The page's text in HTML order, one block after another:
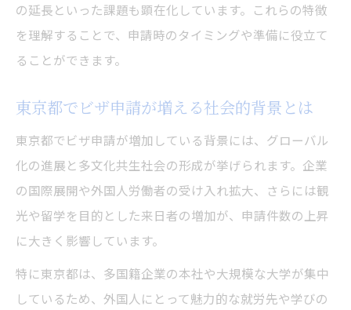
の延長といった課題も顕在化しています。これらの特徴
を理解することで、申請時のタイミングや準備に役立て
ることができます。
東京都でビザ申請が増える社会的背景とは
東京都でビザ申請が増加している背景には、グローバル
化の進展と多文化共生社会の形成が挙げられます。企業
の国際展開や外国人労働者の受け入れ拡大、さらには観
光や留学を目的とした来日者の増加が、申請件数の上昇
に大きく影響しています。
特に東京都は、多国籍企業の本社や大規模な大学が集中
しているため、外国人にとって魅力的な就労先や学びの